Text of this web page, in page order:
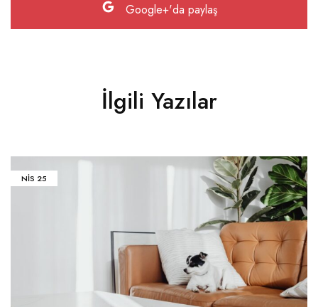
Google+'da paylaş
İlgili Yazılar
NIS 25